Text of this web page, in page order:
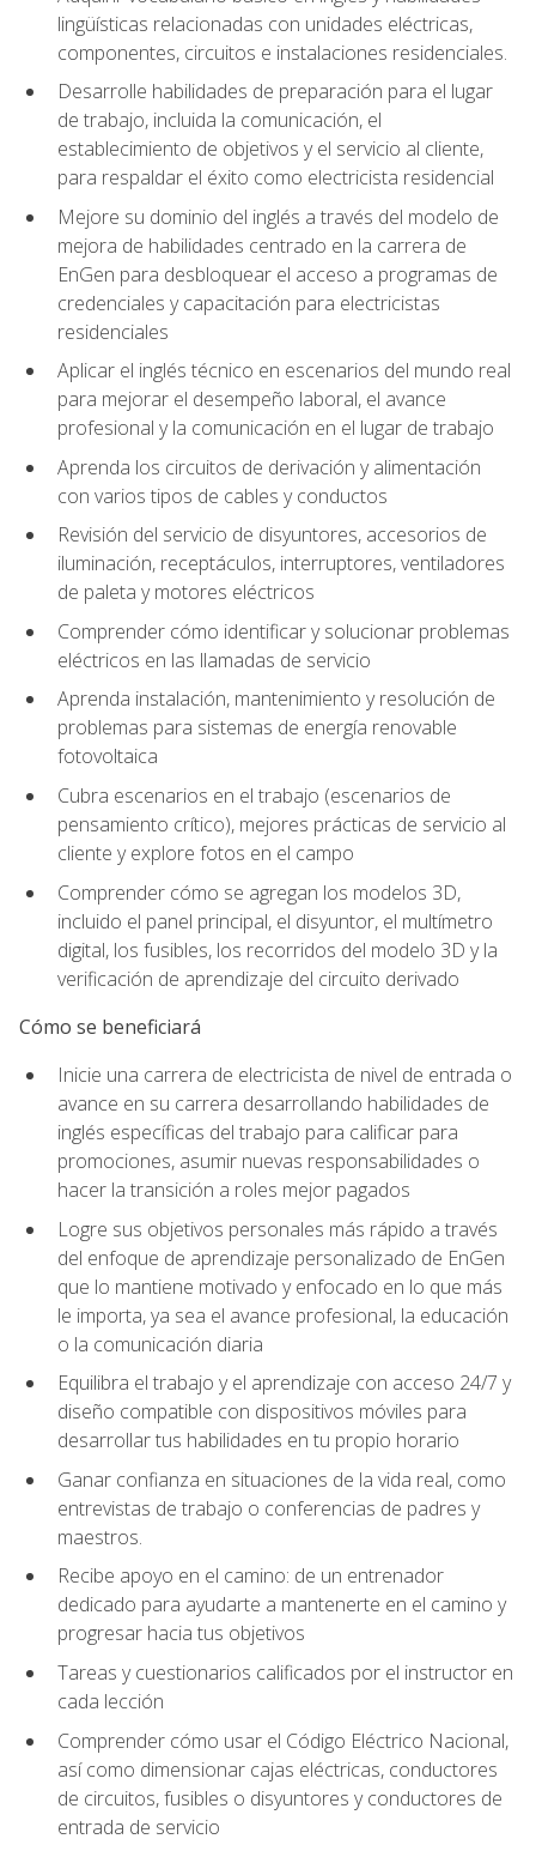
lingüísticas relacionadas con unidades eléctricas,
componentes, circuitos e instalaciones residenciales.
Desarrolle habilidades de preparación para el lugar
de trabajo, incluida la comunicación, el
establecimiento de objetivos y el servicio al cliente,
para respaldar el éxito como electricista residencial
Mejore su dominio del inglés a través del modelo de
mejora de habilidades centrado en la carrera de
EnGen para desbloquear el acceso a programas de
credenciales y capacitación para electricistas
residenciales
Aplicar el inglés técnico en escenarios del mundo real
para mejorar el desempeño laboral, el avance
profesional y la comunicación en el lugar de trabajo
Aprenda los circuitos de derivación y alimentación
con varios tipos de cables y conductos
Revisión del servicio de disyuntores, accesorios de
iluminación, receptáculos, interruptores, ventiladores
de paleta y motores eléctricos
Comprender cómo identificar y solucionar problemas
eléctricos en las llamadas de servicio
Aprenda instalación, mantenimiento y resolución de
problemas para sistemas de energía renovable
fotovoltaica
Cubra escenarios en el trabajo (escenarios de
pensamiento crítico), mejores prácticas de servicio al
cliente y explore fotos en el campo
Comprender cómo se agregan los modelos 3D,
incluido el panel principal, el disyuntor, el multímetro
digital, los fusibles, los recorridos del modelo 3D y la
verificación de aprendizaje del circuito derivado
Cómo se beneficiará
Inicie una carrera de electricista de nivel de entrada o
avance en su carrera desarrollando habilidades de
inglés específicas del trabajo para calificar para
promociones, asumir nuevas responsabilidades o
hacer la transición a roles mejor pagados
Logre sus objetivos personales más rápido a través
del enfoque de aprendizaje personalizado de EnGen
que lo mantiene motivado y enfocado en lo que más
le importa, ya sea el avance profesional, la educación
o la comunicación diaria
Equilibra el trabajo y el aprendizaje con acceso 24/7 y
diseño compatible con dispositivos móviles para
desarrollar tus habilidades en tu propio horario
Ganar confianza en situaciones de la vida real, como
entrevistas de trabajo o conferencias de padres y
maestros.
Recibe apoyo en el camino: de un entrenador
dedicado para ayudarte a mantenerte en el camino y
progresar hacia tus objetivos
Tareas y cuestionarios calificados por el instructor en
cada lección
Comprender cómo usar el Código Eléctrico Nacional,
así como dimensionar cajas eléctricas, conductores
de circuitos, fusibles o disyuntores y conductores de
entrada de servicio